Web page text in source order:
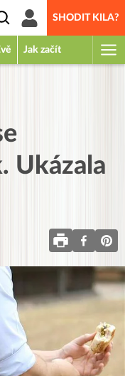
SHODIT KILA?
Jak začít
Ukázala